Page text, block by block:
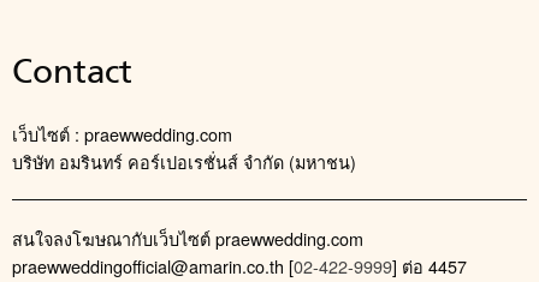
Contact
เว็บไซต์ : praewwedding.com
บริษัท อมรินทร์ คอร์เปอเรชั่นส์ จำกัด (มหาชน)
สนใจลงโฆษณากับเว็บไซต์ praewwedding.com
praewweddingofficial@amarin.co.th [02-422-9999] ต่อ 4457